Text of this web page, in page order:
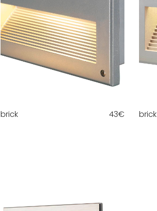
brick 43€ brick